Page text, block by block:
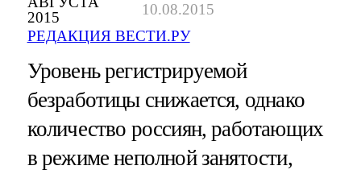
2015
10.08.2015
РЕДАКЦИЯ ВЕСТИ.РУ
Уровень регистрируемой
безработицы снижается, однако
количество россиян, работающих
в режиме неполной занятости,